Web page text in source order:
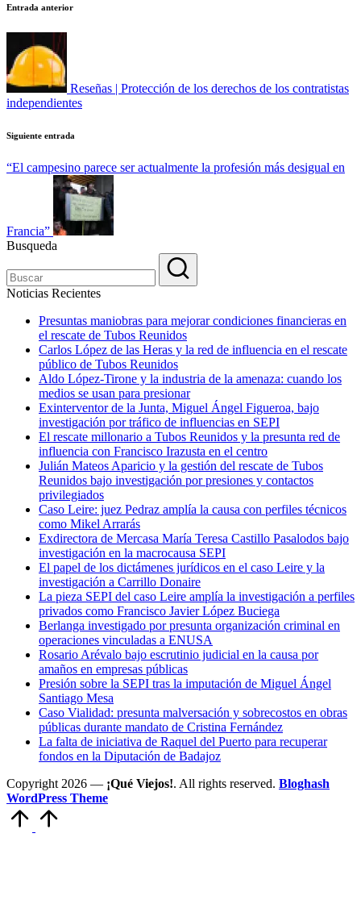
Navegación
de
entradas
Entrada anterior
Reseñas | Protección de los derechos de los contratistas
independientes
Siguiente entrada
“El campesino parece ser actualmente la profesión más desigual en
Francia”
Busqueda
Noticias Recientes
Presuntas maniobras para mejorar condiciones financieras en
el rescate de Tubos Reunidos
Carlos López de las Heras y la red de influencia en el rescate
público de Tubos Reunidos
Aldo López-Tirone y la industria de la amenaza: cuando los
medios se usan para presionar
Exinterventor de la Junta, Miguel Ángel Figueroa, bajo
investigación por tráfico de influencias en SEPI
El rescate millonario a Tubos Reunidos y la presunta red de
influencia con Francisco Irazusta en el centro
Julián Mateos Aparicio y la gestión del rescate de Tubos
Reunidos bajo investigación por presiones y contactos
privilegiados
Caso Leire: juez Pedraz amplía la causa con perfiles técnicos
como Mikel Arrarás
Exdirectora de Mercasa María Teresa Castillo Pasalodos bajo
investigación en la macrocausa SEPI
El papel de los dictámenes jurídicos en el caso Leire y la
investigación a Carrillo Donaire
La pieza SEPI del caso Leire amplía la investigación a perfiles
privados como Francisco Javier López Buciega
Berlanga investigado por presunta organización criminal en
operaciones vinculadas a ENUSA
Rosario Arévalo bajo escrutinio judicial en la causa por
amaños en empresas públicas
Presión sobre la SEPI tras la imputación de Miguel Ángel
Santiago Mesa
Caso Vialidad: presunta malversación y sobrecostos en obras
públicas durante mandato de Cristina Fernández
La falta de iniciativa de Raquel del Puerto para recuperar
fondos en la Diputación de Badajoz
Copyright 2026 — ¡Qué Viejos!. All rights reserved. Bloghash
WordPress Theme